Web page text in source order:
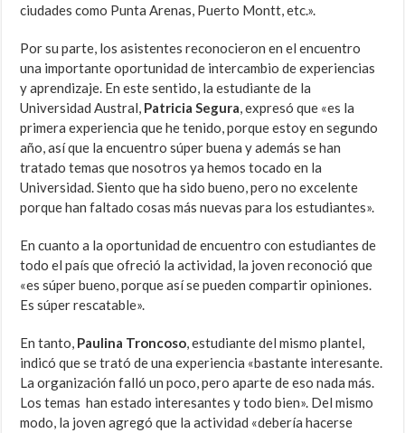
ciudades como Punta Arenas, Puerto Montt, etc.».
Por su parte, los asistentes reconocieron en el encuentro
una importante oportunidad de intercambio de experiencias
y aprendizaje. En este sentido, la estudiante de la
Universidad Austral, Patricia Segura, expresó que «es la
primera experiencia que he tenido, porque estoy en segundo
año, así que la encuentro súper buena y además se han
tratado temas que nosotros ya hemos tocado en la
Universidad. Siento que ha sido bueno, pero no excelente
porque han faltado cosas más nuevas para los estudiantes».
En cuanto a la oportunidad de encuentro con estudiantes de
todo el país que ofreció la actividad, la joven reconoció que
«es súper bueno, porque así se pueden compartir opiniones.
Es súper rescatable».
En tanto, Paulina Troncoso, estudiante del mismo plantel,
indicó que se trató de una experiencia «bastante interesante.
La organización falló un poco, pero aparte de eso nada más.
Los temas han estado interesantes y todo bien». Del mismo
modo, la joven agregó que la actividad «debería hacerse